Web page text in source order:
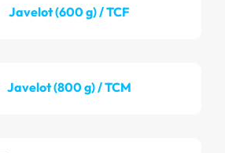
Javelot (600 g) / TCF
Javelot (800 g) / TCM